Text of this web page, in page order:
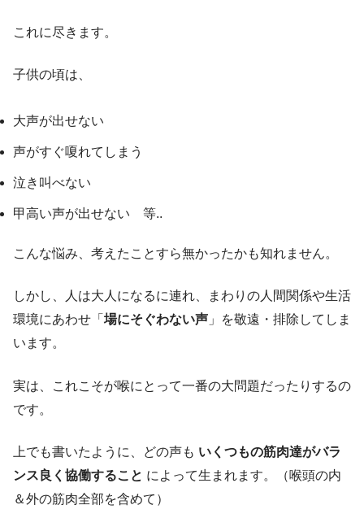
これに尽きます。
子供の頃は、
大声が出せない
声がすぐ嗄れてしまう
泣き叫べない
甲高い声が出せない 等..
こんな悩み、考えたことすら無かったかも知れません。
しかし、人は大人になるに連れ、まわりの人間関係や生活
環境にあわせ「 場にそぐわない声 」を敬遠・排除してしま
います。
実は、これこそが喉にとって一番の大問題だったりするの
です。
上でも書いたように、どの声も いくつもの筋肉達がバラ
ンス良く協働すること によって生まれます。（喉頭の内
＆外の筋肉全部を含めて）